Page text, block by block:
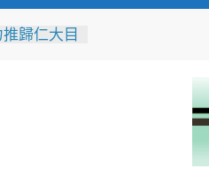
歸仁大目
業記
天堂！高
人潮爆棚